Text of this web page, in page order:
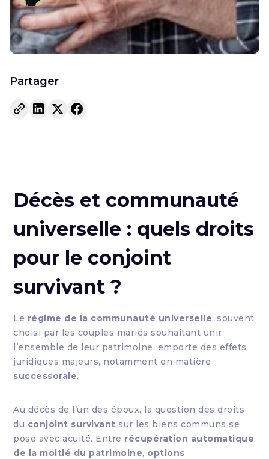
Partager
Décès et communauté
universelle : quels droits
pour le conjoint
survivant ?
Le régime de la communauté universelle, souvent
choisi par les couples mariés souhaitant unir
l’ensemble de leur patrimoine, emporte des effets
juridiques majeurs, notamment en matière
successorale.
Au décès de l’un des époux, la question des droits
du conjoint survivant sur les biens communs se
pose avec acuité. Entre récupération automatique
de la moitié du patrimoine, options